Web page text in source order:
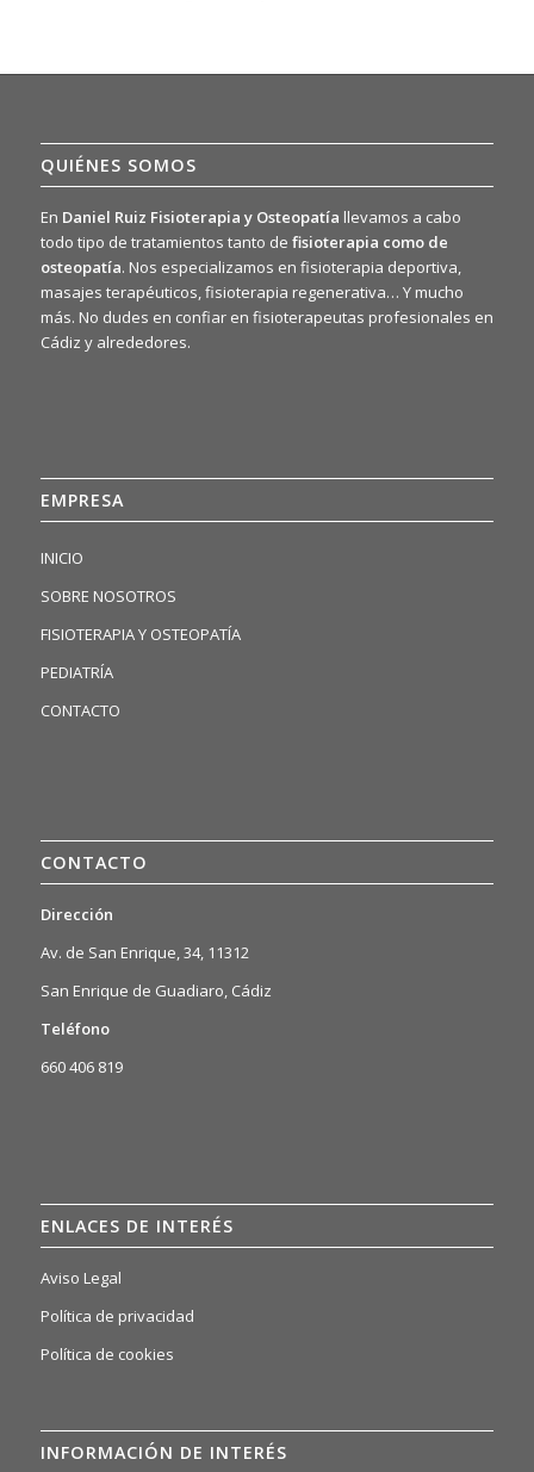
QUIÉNES SOMOS
En Daniel Ruiz Fisioterapia y Osteopatía llevamos a cabo
todo tipo de tratamientos tanto de fisioterapia como de
osteopatía. Nos especializamos en fisioterapia deportiva,
masajes terapéuticos, fisioterapia regenerativa… Y mucho
más. No dudes en confiar en fisioterapeutas profesionales en
Cádiz y alrededores.
EMPRESA
INICIO
SOBRE NOSOTROS
FISIOTERAPIA Y OSTEOPATÍA
PEDIATRÍA
CONTACTO
CONTACTO
Dirección
Av. de San Enrique, 34, 11312
San Enrique de Guadiaro, Cádiz
Teléfono
660 406 819
ENLACES DE INTERÉS
Aviso Legal
Política de privacidad
Política de cookies
INFORMACIÓN DE INTERÉS